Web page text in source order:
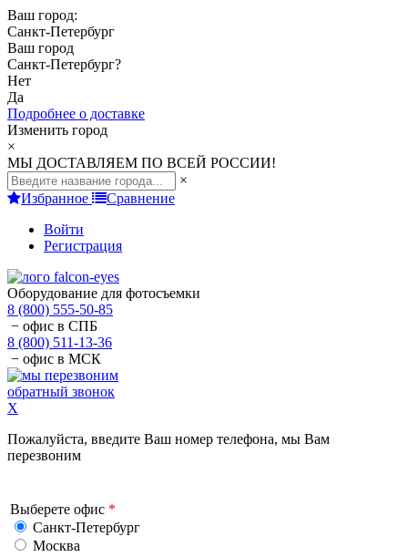
Ваш город:
Санкт-Петербург
Ваш город
Санкт-Петербург?
Нет
Да
Подробнее о доставке
Изменить город
×
МЫ ДОСТАВЛЯЕМ ПО ВСЕЙ РОССИИ!
×
Избранное
Сравнение
Войти
Регистрация
Оборудование для фотосъемки
8 (800) 555-50-85
− офис в СПБ
8 (800) 511-13-36
− офис в МСК
обратный звонок
X
Пожалуйста, введите Ваш номер телефона, мы Вам
перезвоним
Выберете офис *
Санкт-Петербург
Москва